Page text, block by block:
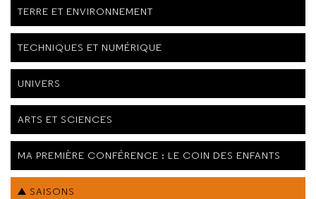
TERRE ET ENVIRONNEMENT
TECHNIQUES ET NUMÉRIQUE
UNIVERS
ARTS ET SCIENCES
MA PREMIÈRE CONFÉRENCE : LE COIN DES ENFANTS
SAISONS